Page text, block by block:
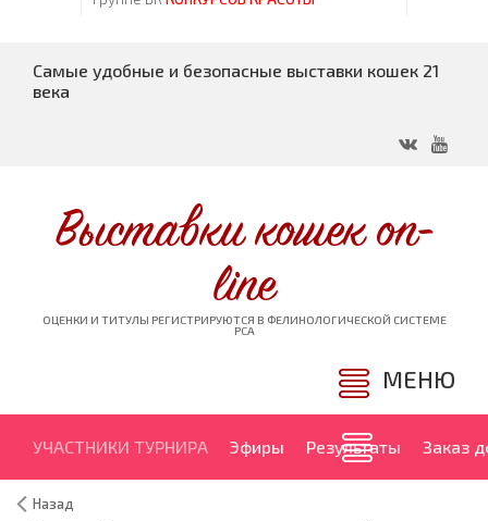
Самые удобные и безопасные выставки кошек 21
века
Выставки кошек on-
line
ОЦЕНКИ И ТИТУЛЫ РЕГИСТРИРУЮТСЯ В ФЕЛИНОЛОГИЧЕСКОЙ СИСТЕМЕ
PCA
МЕНЮ
УЧАСТНИКИ ТУРНИРА Эфиры Результаты Заказ
Назад